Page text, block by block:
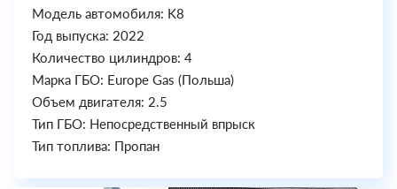
Модель автомобиля: K8
Год выпуска: 2022
Количество цилиндров: 4
Марка ГБО: Europe Gas (Польша)
Объем двигателя: 2.5
Тип ГБО: Непосредственный впрыск
Тип топлива: Пропан